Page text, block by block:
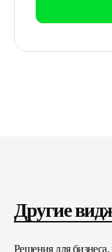
Другие
Решения для